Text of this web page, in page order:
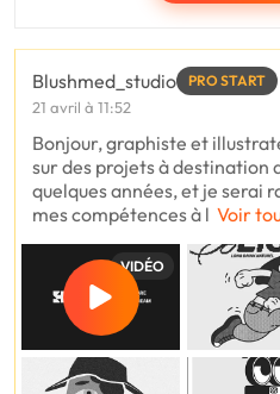
Blushmed_studio PRO START
21 avril à 11:52
Bonjour, graphiste et
sur des projets à destination
quelques années, et je serai
mes compétences à l Voir
VIDÉO